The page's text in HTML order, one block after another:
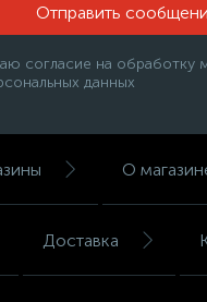
Отправить
согласие на обработку
данных
О
Доставка